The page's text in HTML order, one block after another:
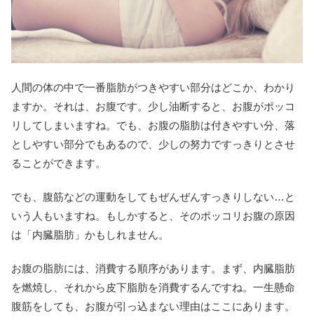
人間の体の中で一番脂肪がつきやすい部分はどこか、わかり
ますか。それは、お腹です。少し油断すると、お腹がポッコ
リしてしまいますね。でも、お腹の脂肪は付きやすい分、落
としやすい部分でもあるので、少しの努力ですっきりとさせ
ることができます。
でも、腹筋などの運動をしてもぜんぜんすっきりしない…と
いう人もいますね。もしかすると、そのポッコリお腹の原因
は「内臓脂肪」かもしれません。
お腹の脂肪には、消費する順序があります。まず、内臓脂肪
を燃焼し、それから皮下脂肪を消費するんですね。一生懸命
腹筋をしても、お腹が引っ込まない理由はここにあります。